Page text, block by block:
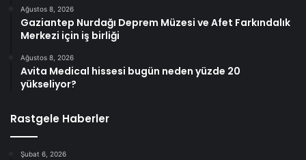
Ağustos 8, 2026
Gaziantep Nurdağı Deprem Müzesi ve Afet Farkındalık
Merkezi için iş birliği
Ağustos 8, 2026
Avita Medical hissesi bugün neden yüzde 20
yükseliyor?
Rastgele Haberler
Şubat 6, 2026